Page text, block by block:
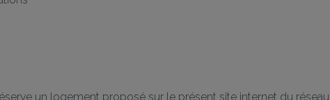
un logement proposé sur le présent site internet du